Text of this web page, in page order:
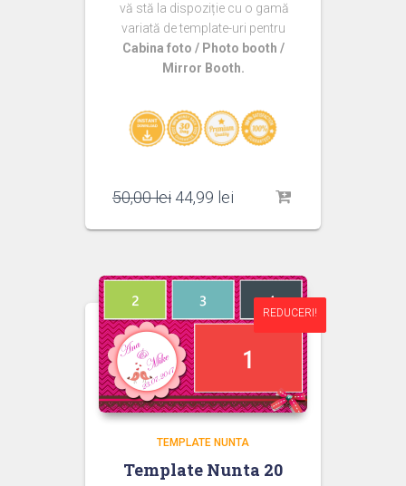
vă stă la dispoziție cu o gamă
variată de template-uri pentru
Cabina foto / Photo booth /
Mirror Booth.
50,00lei Prețul
a
50,00 lei.
44,99 lei
este:
REDUCERI!
REDUCERI!
TEMPLATE NUNTA
Template Nunta 20